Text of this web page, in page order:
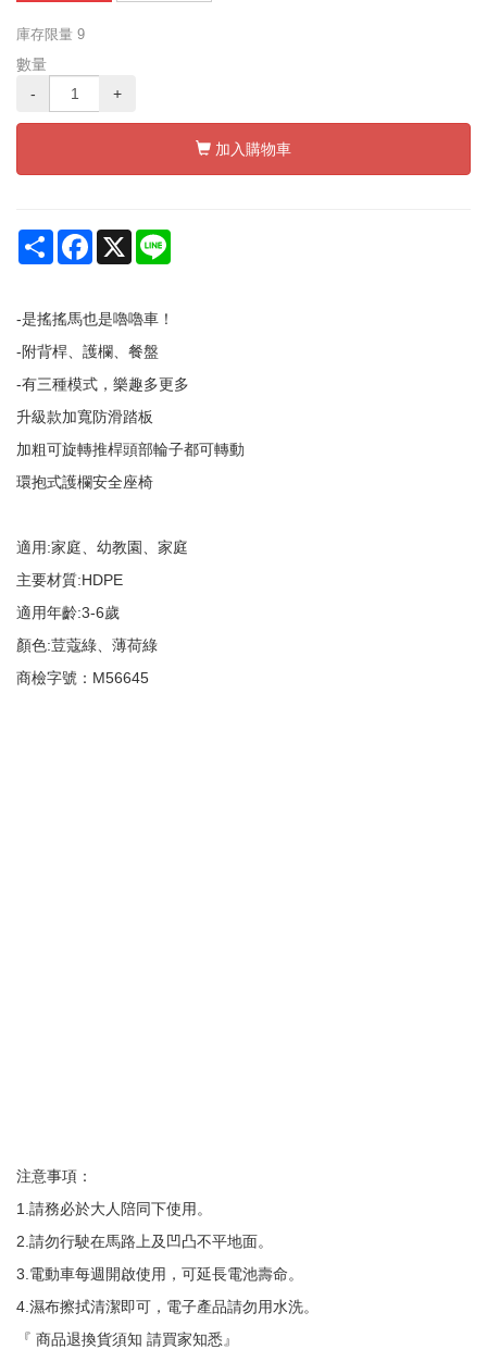
庫存限量 9
數量
-
+
加入購物車
Share Facebook
X
-是搖搖馬也是嚕嚕車！
-附背桿、護欄、餐盤
-有三種模式，樂趣多更多
升級款加寬防滑踏板
加粗可旋轉推桿頭部輪子都可轉動
環抱式護欄安全座椅
適用:家庭、幼教園、家庭
主要材質:HDPE
適用年齡:3-6歲
顏色:荳蔻綠、薄荷綠
商檢字號：M56645
注意事項：
1.請務必於大人陪同下使用。
2.請勿行駛在馬路上及凹凸不平地面。
3.電動車每週開啟使用，可延長電池壽命。
4.濕布擦拭清潔即可，電子產品請勿用水洗。
『 商品退換貨須知 請買家知悉』